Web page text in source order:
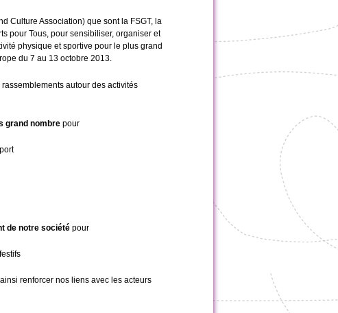
Culture Association) que sont la FSGT, la
pour Tous, pour sensibiliser, organiser et
physique et sportive pour le plus grand
du 7 au 13 octobre 2013.
autour des activités
grand nombre pour
de notre société pour
renforcer nos liens avec les acteurs